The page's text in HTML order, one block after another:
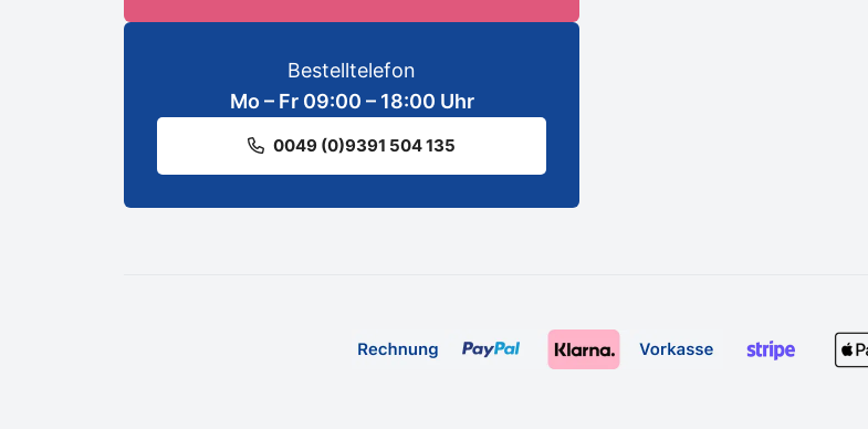
Bestelltelefon
Mo – Fr 09:00 – 18:00 Uhr
0049 (0)9391 504 135